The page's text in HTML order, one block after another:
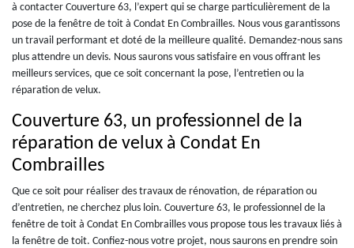
à contacter Couverture 63, l’expert qui se charge particulièrement de la
pose de la fenêtre de toit à Condat En Combrailles. Nous vous garantissons
un travail performant et doté de la meilleure qualité. Demandez-nous sans
plus attendre un devis. Nous saurons vous satisfaire en vous offrant les
meilleurs services, que ce soit concernant la pose, l’entretien ou la
réparation de velux.
Couverture 63, un professionnel de la
réparation de velux à Condat En
Combrailles
Que ce soit pour réaliser des travaux de rénovation, de réparation ou
d’entretien, ne cherchez plus loin. Couverture 63, le professionnel de la
fenêtre de toit à Condat En Combrailles vous propose tous les travaux liés à
la fenêtre de toit. Confiez-nous votre projet, nous saurons en prendre soin